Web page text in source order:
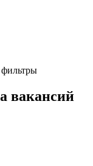
вакансий